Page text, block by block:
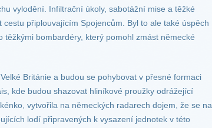
vylodění. Infiltrační úkoly, sabotážní mise a těžké
připlouvajícím Spojencům. Byl to ale také úspěch
bombardéry, který pomohl zmást německé
Británie a budou se pohybovat v přesné formaci
kde budou shazovat hliníkové proužky odrážející
vytvořila na německých radarech dojem, že se na
lodí připravených k vysazení jednotek v této